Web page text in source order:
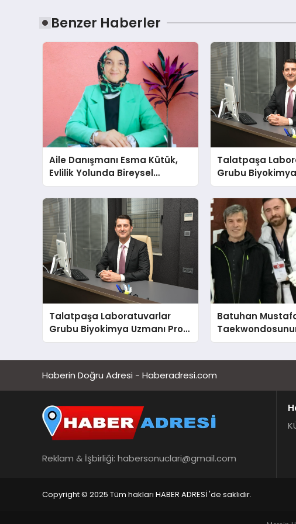
Benzer Haberler
Aile Danışmanı Esma Kütük,
Evlilik Yolunda Bireysel
Farkındalığın ve Sınırların
Gücünü Anlatıyor
Talatpaşa
Grubu
Dr. Ahmet Var
Talatpaşa Laboratuvarlar
Grubu Biyokimya Uzmanı Prof.
Dr. Ahmet Var
Batuhan
Yumruğu
Haberin Doğru Adresi - Haberadresi.com
Reklam & İşbirliği: habersonuclari@gmail.com
Copyright © 2025 Tüm hakları HABER ADRESİ 'de saklıdır.